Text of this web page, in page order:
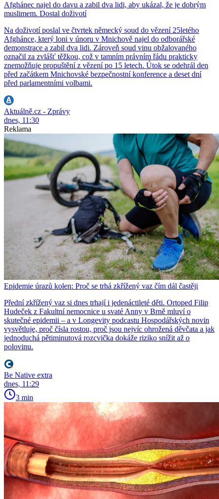
Afghánec najel do davu a zabil dva lidi, aby ukázal, že je dobrým
muslimem. Dostal doživotí
Na doživotí poslal ve čtvrtek německý soud do vězení 25letého
Afghánce, který loni v únoru v Mnichově najel do odborářské
demonstrace a zabil dva lidi. Zároveň soud vinu obžalovaného
označil za zvlášť těžkou, což v tamním právním řádu prakticky
znemožňuje propuštění z vězení po 15 letech. Útok se odehrál den
před začátkem Mnichovské bezpečnostní konference a deset dní
před parlamentními volbami.
Aktuálně.cz - Zprávy
dnes, 11:30
Reklama
Epidemie úrazů kolen: Proč se trhá zkřížený vaz čím dál častěji
Přední zkřížený vaz si dnes trhají i jedenáctileté děti. Ortoped Filip
Hudeček z Fakultní nemocnice u svaté Anny v Brně mluví o
skutečné epidemii – a v Longevity podcastu Hospodářských novin
vysvětluje, proč čísla rostou, proč jsou nejvíc ohrožená děvčata a jak
jednoduchá pětiminutová rozcvička dokáže riziko snížit až o
polovinu.
Be Native extra
dnes, 11:29
3 min